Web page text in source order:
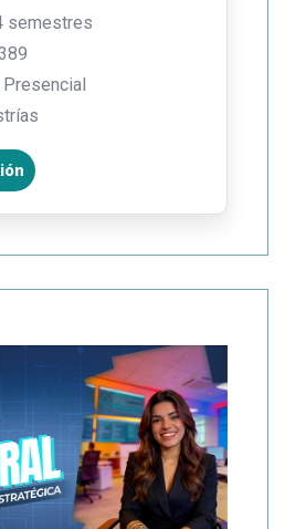
semestres
Presencial